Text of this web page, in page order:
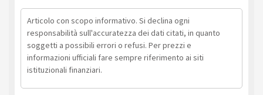
Articolo con scopo informativo. Si declina ogni
responsabilità sull'accuratezza dei dati citati, in quanto
soggetti a possibili errori o refusi. Per prezzi e
informazioni ufficiali fare sempre riferimento ai siti
istituzionali finanziari.